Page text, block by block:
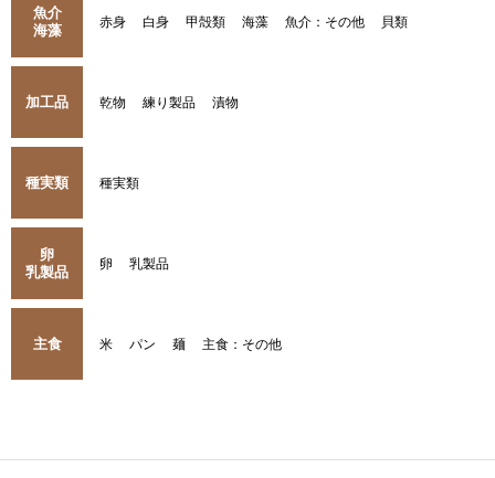
魚介
海藻
赤身 白身 甲殻類 海藻 魚介：その他 貝類
加工品 乾物 練り製品 漬物
種実類 種実類
卵
乳製品
卵 乳製品
主食 米 パン 麺 主食：その他